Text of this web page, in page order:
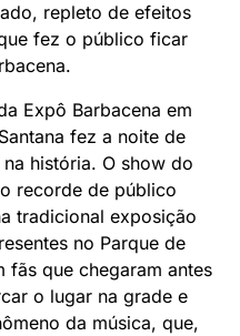
repleto de efeitos
fez o público ficar
Expô Barbacena em
fez a noite de
história. O show do
recorde de público
tradicional exposição
no Parque de
fãs que chegaram antes
o lugar na grade e
da música, que,